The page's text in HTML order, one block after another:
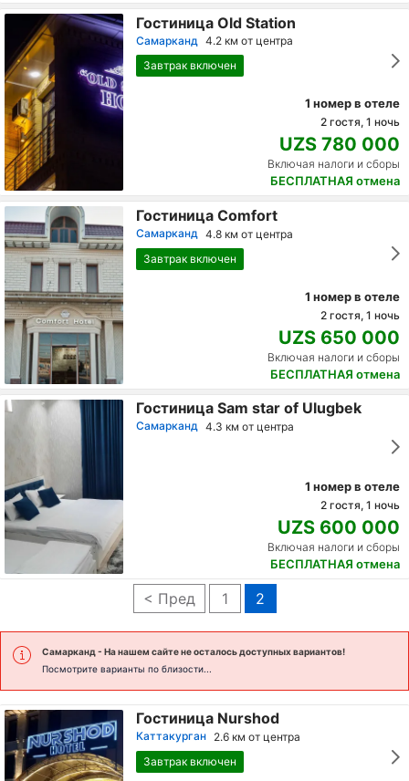
Гостиница Old Station
Самарканд 4.2 км от центра
Завтрак включен
1 номер в отеле
2 гостя, 1 ночь
UZS 780 000
Включая налоги и сборы
БЕСПЛАТНАЯ отмена
Гостиница Comfort
Самарканд 4.8 км от центра
Завтрак включен
1 номер в отеле
2 гостя, 1 ночь
UZS 650 000
Включая налоги и сборы
БЕСПЛАТНАЯ отмена
Гостиница Sam star of Ulugbek
Самарканд 4.3 км от центра
1 номер в отеле
2 гостя, 1 ночь
UZS 600 000
Включая налоги и сборы
БЕСПЛАТНАЯ отмена
< Пред 1 2
Самарканд - На нашем сайте не осталось доступных вариантов!
Посмотрите варианты по близости...
Гостиница Nurshod
Каттакурган 2.6 км от центра
Завтрак включен